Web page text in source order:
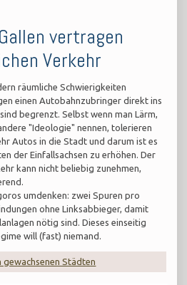
vertragen
Verkehr
räumliche Schwierigkeiten
einen Autobahnzubringer direkt ins
begrenzt. Selbst wenn man Lärm,
"Ideologie" nennen, tolerieren
Autos in die Stadt und darum ist es
der Einfallsachsen zu erhöhen. Der
kann nicht beliebig zunehmen,
umdenken: zwei Spuren pro
ohne Linksabbieger, damit
nötig sind. Dieses einseitig
will (fast) niemand.
Städten